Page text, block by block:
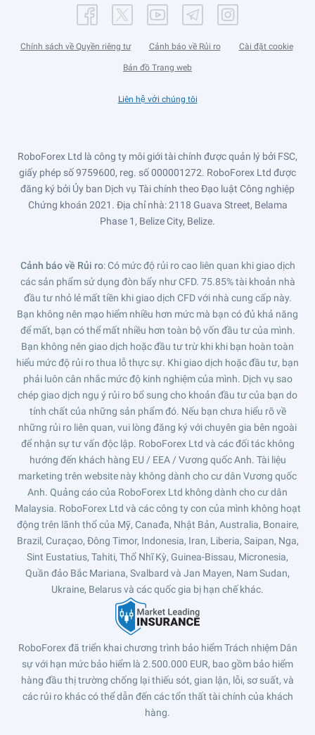
Chính sách về Quyền riêng tư Cảnh báo về Rủi ro Cài đặt cookie
Bản đồ Trang web
Liên hệ với chúng tôi
RoboForex Ltd là công ty môi giới tài chính được quản lý bởi FSC,
giấy phép số 9759600, reg. số 000001272. RoboForex Ltd được
đăng ký bởi Ủy ban Dịch vụ Tài chính theo Đạo luật Công nghiệp
Chứng khoán 2021. Địa chỉ nhà: 2118 Guava Street, Belama
Phase 1, Belize City, Belize.
Cảnh báo về Rủi ro: Có mức độ rủi ro cao liên quan khi giao dịch
các sản phẩm sử dụng đòn bẩy như CFD. 75.85% tài khoản nhà
đầu tư nhỏ lẻ mất tiền khi giao dịch CFD với nhà cung cấp này.
Bạn không nên mạo hiểm nhiều hơn mức mà bạn có đủ khả năng
để mất, bạn có thể mất nhiều hơn toàn bộ vốn đầu tư của mình.
Bạn không nên giao dịch hoặc đầu tư trừ khi khi bạn hoàn toàn
hiểu mức độ rủi ro thua lỗ thực sự. Khi giao dịch hoặc đầu tư, bạn
phải luôn cân nhắc mức độ kinh nghiệm của mình. Dịch vụ sao
chép giao dịch ngụ ý rủi ro bổ sung cho khoản đầu tư của bạn do
tính chất của những sản phẩm đó. Nếu bạn chưa hiểu rõ về
những rủi ro liên quan, vui lòng đăng ký với chuyên gia bên ngoài
để nhận sự tư vấn độc lập. RoboForex Ltd và các đối tác không
hướng đến khách hàng EU / EEA / Vương quốc Anh. Tài liệu
marketing trên website này không dành cho cư dân Vương quốc
Anh. Quảng cáo của RoboForex Ltd không dành cho cư dân
Malaysia. RoboForex Ltd và các công ty con của mình không hoạt
động trên lãnh thổ của Mỹ, Canađa, Nhật Bản, Australia, Bonaire,
Brazil, Curaçao, Đông Timor, Indonesia, Iran, Liberia, Saipan, Nga,
Sint Eustatius, Tahiti, Thổ Nhĩ Kỳ, Guinea-Bissau, Micronesia,
Quần đảo Bắc Mariana, Svalbard và Jan Mayen, Nam Sudan,
Ukraine, Belarus và các quốc gia bị hạn chế khác.
RoboForex đã triển khai chương trình bảo hiểm Trách nhiệm Dân
sự với hạn mức bảo hiểm là 2.500.000 EUR, bao gồm bảo hiểm
hàng đầu thị trường chống lại thiếu sót, gian lận, lỗi, sơ suất, và
các rủi ro khác có thể dẫn đến các tổn thất tài chính của khách
hàng.